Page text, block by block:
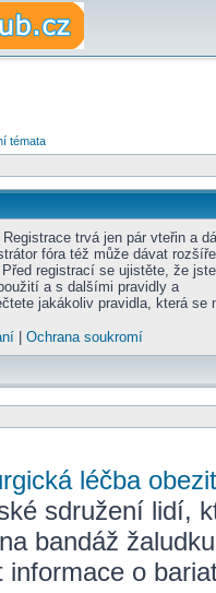
témata
trvá jen pár vteřin a
fóra též může dávat
registrací se ujistěte, že
a s dalšími pravidly a
jakákoliv pravidla, která se
| Ochrana soukromí
léčba
sdružení lidí,
bandáž
informace o